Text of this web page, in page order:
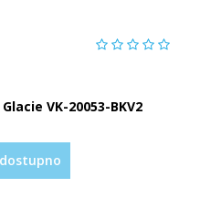
VK-20053-BKV2